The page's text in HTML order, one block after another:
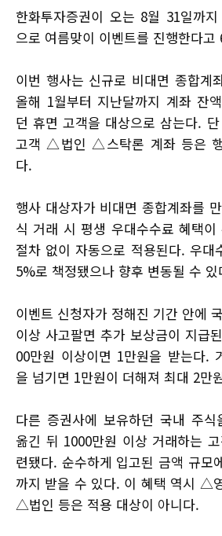
한화투자증권이 오는 8월 31일까
으로 여름맞이 이벤트를 진행한다고
이번 행사는 신규로 비대면 종합계
올해 1월부터 지난달까지 계좌 잔
던 휴면 고객을 대상으로 삼는다.
고객 △법인 △스탁론 계좌 등은
다.
행사 대상자가 비대면 종합계좌를
식 거래 시 평생 우대수수료 혜택
절차 없이 자동으로 적용된다. 우대
5%로 책정됐으나 향후 변동될 수 있
이벤트 신청자가 정해진 기간 안에
이상 사고팔면 추가 보상금이 지급
00만원 이상이면 1만원을 받는다.
을 넘기면 1만원이 더해져 최대 2만
다른 증권사에 보유하던 국내 주식
옮긴 뒤 1000만원 이상 거래하는
련됐다. 순수하게 입고된 금액 규모
까지 받을 수 있다. 이 혜택 역시 △
△법인 등은 적용 대상이 아니다.